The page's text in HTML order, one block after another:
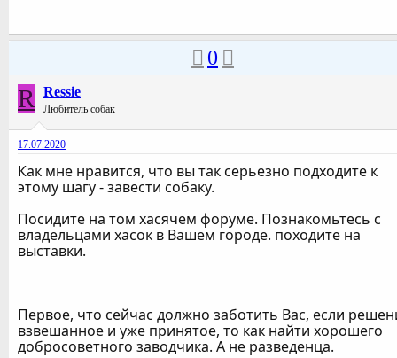
0
R Ressie
Любитель собак
17.07.2020
Как мне нравится, что вы так серьезно подходите к
этому шагу - завести собаку.
Посидите на том хасячем форуме. Познакомьтесь с
владельцами хасок в Вашем городе. походите на
выставки.
Первое, что сейчас должно заботить Вас, если
взвешанное и уже принятое, то как найти хорошего
добросоветного заводчика. А не разведенца.